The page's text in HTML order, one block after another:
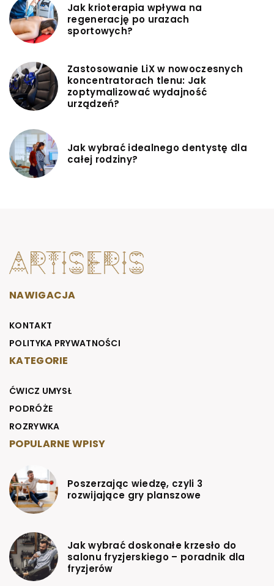
Jak krioterapia wpływa na
regenerację po urazach
sportowych?
Zastosowanie LiX w nowoczesnych
koncentratorach tlenu: Jak
zoptymalizować wydajność
urządzeń?
Jak wybrać idealnego dentystę dla
całej rodziny?
NAWIGACJA
KONTAKT
POLITYKA PRYWATNOŚCI
KATEGORIE
ĆWICZ UMYSŁ
PODRÓŻE
ROZRYWKA
POPULARNE WPISY
Poszerzając wiedzę, czyli 3
rozwijające gry planszowe
Jak wybrać doskonałe krzesło do
salonu fryzjerskiego – poradnik dla
fryzjerów